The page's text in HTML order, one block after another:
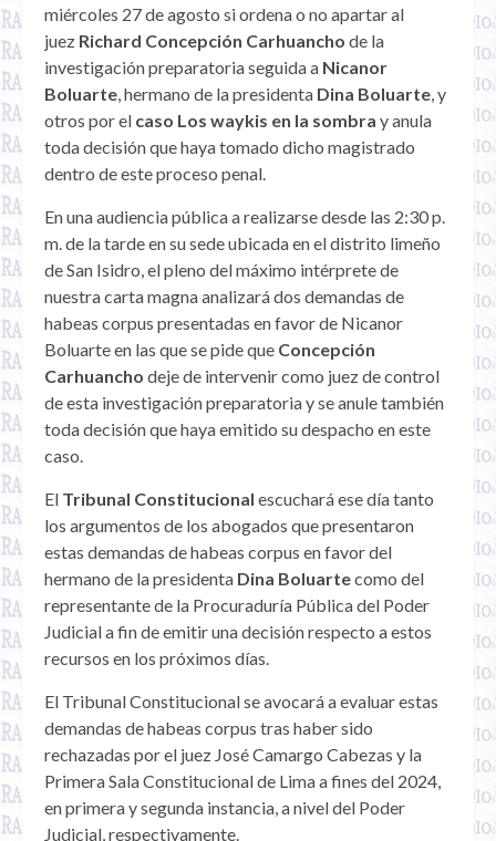
miércoles 27 de agosto si ordena o no apartar al
juez Richard Concepción Carhuancho de la
investigación preparatoria seguida a Nicanor
Boluarte, hermano de la presidenta Dina Boluarte, y
otros por el caso Los waykis en la sombra y anula
toda decisión que haya tomado dicho magistrado
dentro de este proceso penal.
En una audiencia pública a realizarse desde las 2:30 p.
m. de la tarde en su sede ubicada en el distrito limeño
de San Isidro, el pleno del máximo intérprete de
nuestra carta magna analizará dos demandas de
habeas corpus presentadas en favor de Nicanor
Boluarte en las que se pide que Concepción
Carhuancho deje de intervenir como juez de control
de esta investigación preparatoria y se anule también
toda decisión que haya emitido su despacho en este
caso.
El Tribunal Constitucional escuchará ese día tanto
los argumentos de los abogados que presentaron
estas demandas de habeas corpus en favor del
hermano de la presidenta Dina Boluartecomo del
representante de la Procuraduría Pública del Poder
Judicial a fin de emitir una decisión respecto a estos
recursos en los próximos días.
El Tribunal Constitucional se avocará a evaluar estas
demandas de habeas corpus tras haber sido
rechazadas por el juez José Camargo Cabezas y la
Primera Sala Constitucional de Lima a fines del 2024,
en primera y segunda instancia, a nivel del Poder
Judicial, respectivamente.